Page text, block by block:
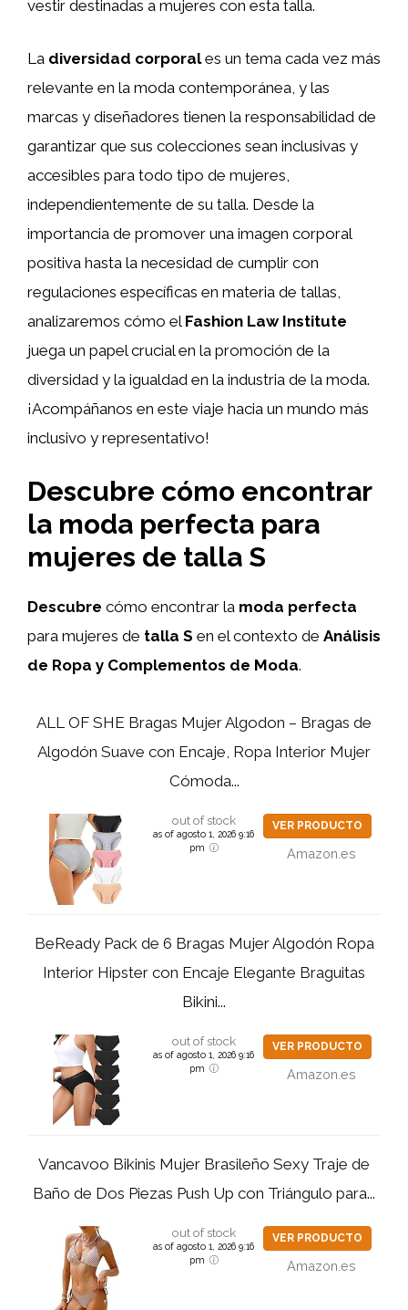
vestir destinadas a mujeres con esta talla.
La diversidad corporales un tema cada vez más
relevante en la moda contemporánea, y las
marcas y diseñadores tienen la responsabilidad de
garantizar que sus colecciones sean inclusivas y
accesibles para todo tipo de mujeres,
independientemente de su talla. Desde la
importancia de promover una imagen corporal
positiva hasta la necesidad de cumplir con
regulaciones específicas en materia de tallas,
analizaremos cómo el Fashion Law Institute
juega un papel crucial en la promoción de la
diversidad y la igualdad en la industria de la moda.
¡Acompáñanos en este viaje hacia un mundo más
inclusivo y representativo!
Descubre cómo encontrar
la moda perfecta para
mujeres de talla S
Descubre cómo encontrar la moda perfecta
para mujeres de talla S en el contexto de Análisis
de Ropa y Complementos de Moda.
ALL OF SHE Bragas Mujer Algodon – Bragas de
Algodón Suave con Encaje, Ropa Interior Mujer
Cómoda...
out of stock
as of agosto 1, 2026 9:16
pm
VER PRODUCTO
Amazon.es
BeReady Pack de 6 Bragas Mujer Algodón Ropa
Interior Hipster con Encaje Elegante Braguitas
Bikini...
out of stock
as of agosto 1, 2026 9:16
pm
VER PRODUCTO
Amazon.es
Vancavoo Bikinis Mujer Brasileño Sexy Traje de
Baño de Dos Piezas Push Up con Triángulo para...
out of stock
as of agosto 1, 2026 9:16
pm
VER PRODUCTO
Amazon.es